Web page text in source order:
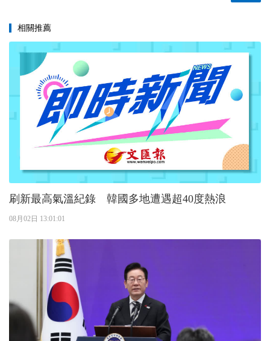
相關推薦
刷新最高氣溫紀錄 韓國多地遭遇超40度熱浪
08月02日 13:01:01